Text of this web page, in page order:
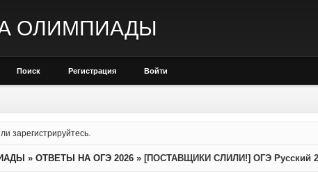
ОЛИМПИАДЫ
Поиск Регистрация Войти
зарегистрируйтесь
» ОТВЕТЫ НА ОГЭ 2026 » [ПОСТАВЩИКИ СЛИЛИ!] ОГЭ Русский